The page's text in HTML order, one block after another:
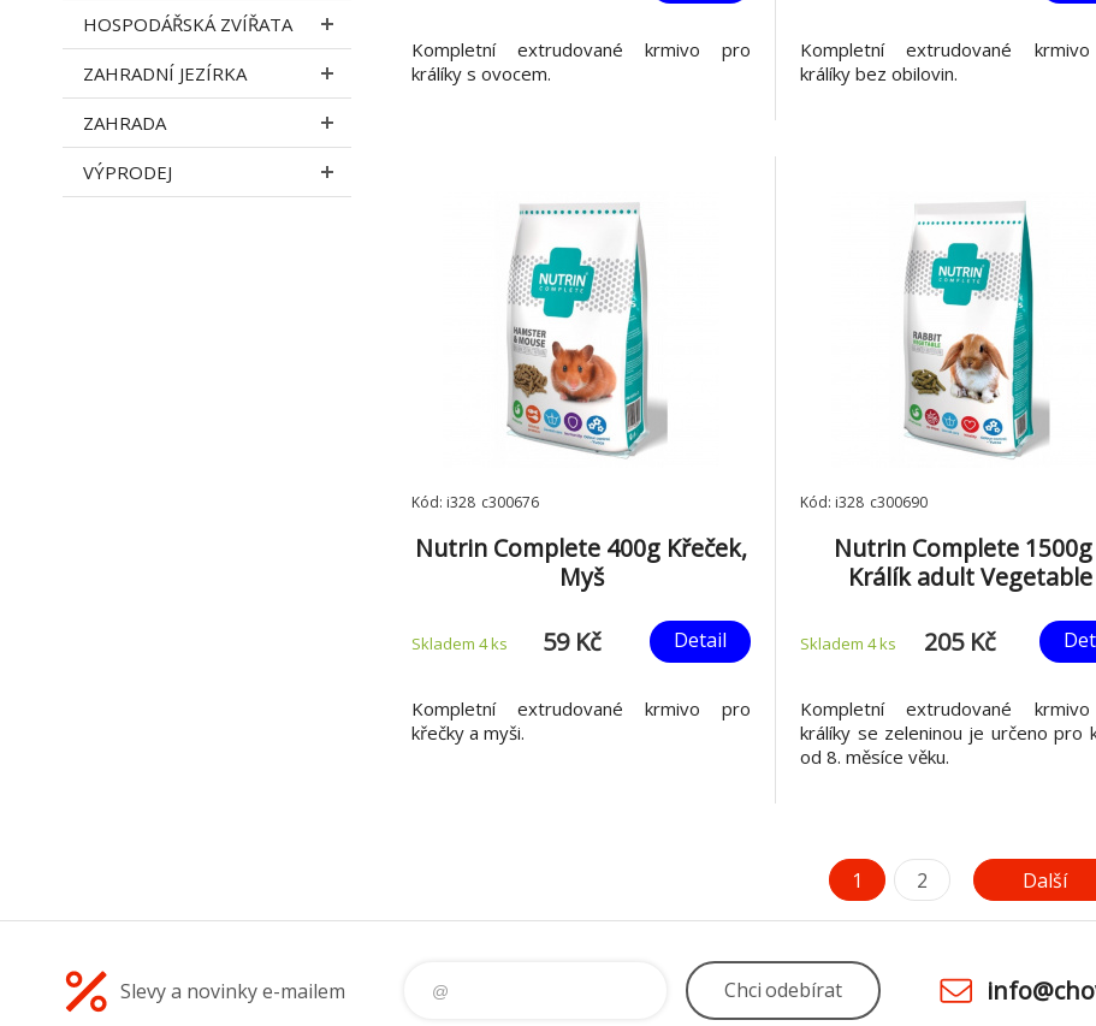
HOSPODÁŘSKÁ ZVÍŘATA
ZAHRADNÍ JEZÍRKA
ZAHRADA
VÝPRODEJ
Kompletní extrudované krmivo pro
králíky s ovocem.
Kompletní extrudované
králíky bez obilovin.
Kód: i328_c300676
Nutrin Complete 400g Křeček,
Myš
Skladem 4ks 59 Kč Detail
Kompletní extrudované krmivo pro
křečky a myši.
Kód: i328_c300690
Nutrin Complete
Králík adult Vegetable
Skladem 4ks 205 Kč
Kompletní extrudované
králíky se zeleninou je určeno pro
od 8. měsíce věku.
1 2 Další
Slevy a novinky e-mailem Chciodebírat